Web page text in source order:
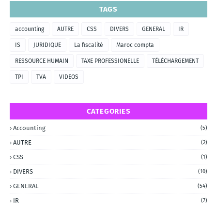
TAGS
accounting AUTRE CSS DIVERS GENERAL IR
IS JURIDIQUE La fiscalité Maroc compta
RESSOURCE HUMAIN TAXE PROFESSIONELLE TÉLÉCHARGEMENT
TPI TVA VIDEOS
CATEGORIES
Accounting (5)
AUTRE (2)
CSS (1)
DIVERS (10)
GENERAL (54)
IR (7)